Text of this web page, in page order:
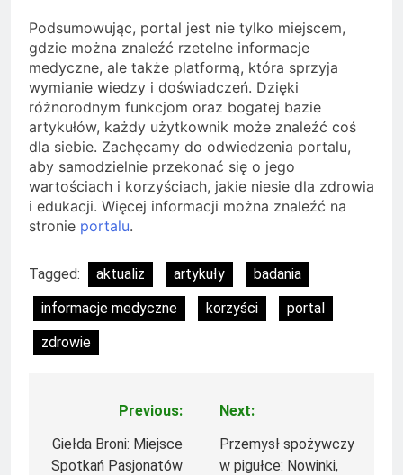
Podsumowując, portal jest nie tylko miejscem,
gdzie można znaleźć rzetelne informacje
medyczne, ale także platformą, która sprzyja
wymianie wiedzy i doświadczeń. Dzięki
różnorodnym funkcjom oraz bogatej bazie
artykułów, każdy użytkownik może znaleźć coś
dla siebie. Zachęcamy do odwiedzenia portalu,
aby samodzielnie przekonać się o jego
wartościach i korzyściach, jakie niesie dla zdrowia
i edukacji. Więcej informacji można znaleźć na
stronie portalu.
Tagged: aktualiz artykuły
badania
informacje medyczne
korzyści
portal
zdrowie
Nawigacja
wpisu
Previous:
Giełda Broni: Miejsce
Spotkań Pasjonatów
Next:
Przemysł spożywczy
w pigułce: Nowinki,